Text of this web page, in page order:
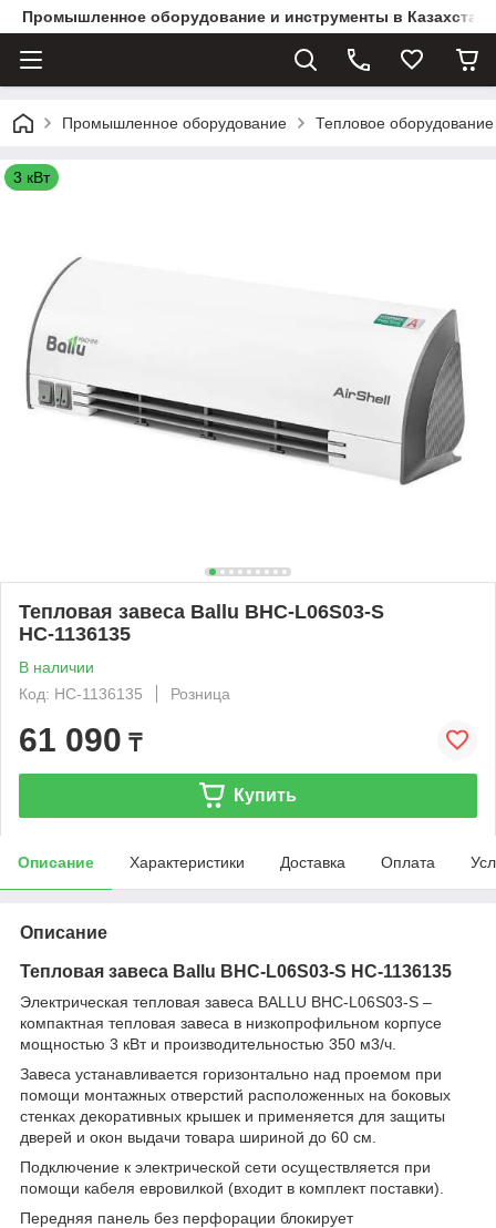
Промышленное оборудование и инструменты в
Промышленное оборудование Тепловое
3 кВт
Тепловая завеса Ballu BHC-L06S03-S
НС-1136135
В наличии
Код: НС-1136135
Розница
61 090 ₸
Купить
Описание Характеристики Доставка Оплата
Описание
Тепловая завеса Ballu BHC-L06S03-S НС-1136135
Электрическая тепловая завеса BALLU BHC-L06S03-S –
компактная тепловая завеса в низкопрофильном корпусе
мощностью 3 кВт и производительностью 350 м3/ч.
Завеса устанавливается горизонтально над проемом при
помощи монтажных отверстий расположенных на боковых
стенках декоративных крышек и применяется для защиты
дверей и окон выдачи товара шириной до 60 см.
Подключение к электрической сети осуществляется при
помощи кабеля евровилкой (входит в комплект поставки).
Передняя панель без перфорации блокирует